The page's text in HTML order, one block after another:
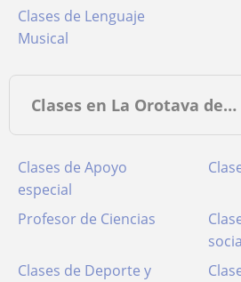
Clases de Lenguaje
Musical
Clases en La Orotava de…
Clases de Apoyo
especial
Profesor de Ciencias
Clases de Deporte y